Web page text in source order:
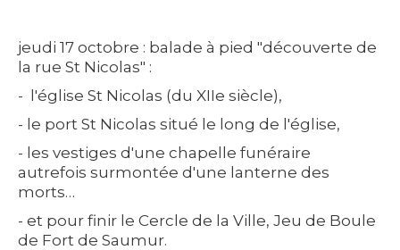
jeudi 17 octobre : balade à pied "découverte de
la rue St Nicolas" :
- l'église St Nicolas (du XIIe siècle),
- le port St Nicolas situé le long de l'église,
- les vestiges d'une chapelle funéraire
autrefois surmontée d'une lanterne des
morts…
- et pour finir le Cercle de la Ville, Jeu de Boule
de Fort de Saumur.